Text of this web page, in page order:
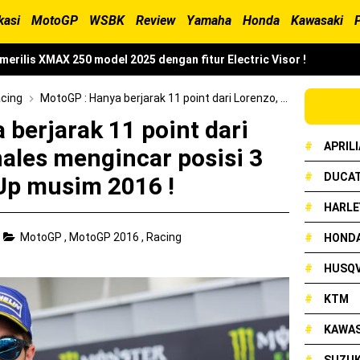
MotoGP WSBK Review Yamaha Honda Kawasaki
XMAX 250 model 2025 dengan fitur Electric Visor !
Neo 155 di lelang 15 Jutaan dikota Medan, kok bisa ?
Grand Prix 2025 di menangkan oleh Robet B Simanullang dari
Prix Digelar, Lebih Dari 2 Dekade Komitmen Yamaha Cetak
Tangguh dan Fresh Siap Jelajah Petualangan Tanpa Batas
resmi dirilis untuk skutik Blue Core 125cc dengan mobilitas tinggi
Baru Fazzio Hybrid yang lebih Eye Catchy & Kece Abis
MotoGP : Hanya berjarak 11 point dari Lorenzo, kini Vinales mengincar posisi 3 Runner Up musim 2016 !
berjarak 11 point dari
mengincar posisi 3
musim 2016 !
MotoGP, MotoGP 2016, Racing
#
#
#
#
#
# KTM
#